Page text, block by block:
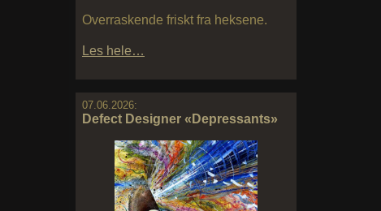
Overraskende friskt fra heksene.
Les hele…
07.06.2026:
Defect Designer «Depressants»